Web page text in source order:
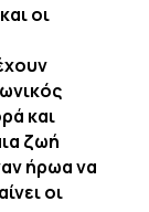
οι
και
ζωή
ήρωα να
οι